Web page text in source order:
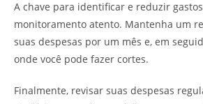
A chave para identificar e reduzir
monitoramento atento. Mantenha um
suas despesas por um mês e, em
onde você pode fazer cortes.
Finalmente, revisar suas despesas